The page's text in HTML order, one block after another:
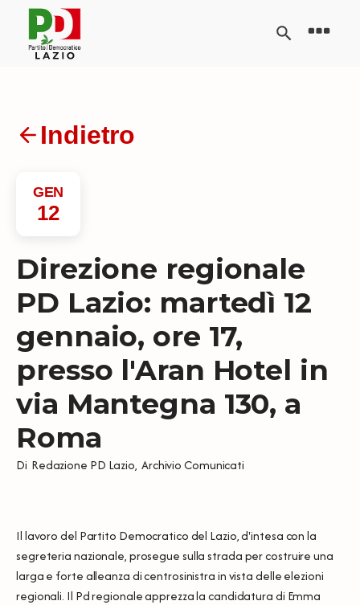
Indietro
GEN
12
Direzione regionale
PD Lazio: martedì 12
gennaio, ore 17,
presso l'Aran Hotel in
via Mantegna 130, a
Roma
Di Redazione PD Lazio, Archivio Comunicati
Il lavoro del Partito Democratico del Lazio, d'intesa con la
segreteria nazionale, prosegue sulla strada per costruire una
larga e forte alleanza di centrosinistra in vista delle elezioni
regionali. Il Pd regionale apprezza la candidatura di Emma